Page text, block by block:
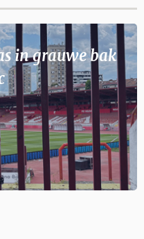
in grauwe bak